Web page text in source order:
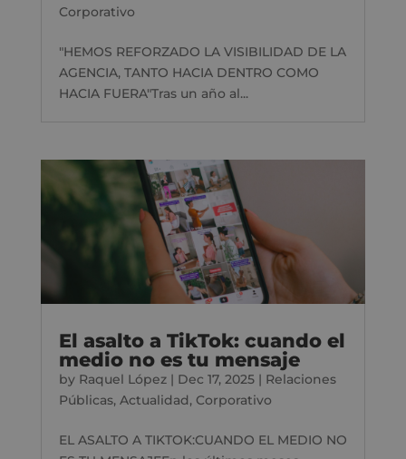
Corporativo
"HEMOS REFORZADO LA VISIBILIDAD DE LA
AGENCIA, TANTO HACIA DENTRO COMO
HACIA FUERA"Tras un año al...
El asalto a TikTok: cuando el
medio no es tu mensaje
by Raquel López| Dec 17, 2025| Relaciones
Públicas, Actualidad, Corporativo
EL ASALTO A TIKTOK:CUANDO EL MEDIO NO